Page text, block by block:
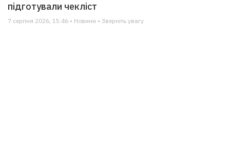
підготували чекліст
7 серпня 2026, 15:46 • Новини • Зверніть увагу